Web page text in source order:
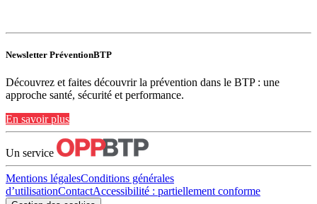
Newsletter PréventionBTP
Découvrez et faites découvrir la prévention dans le BTP : une
approche santé, sécurité et performance.
En savoir plus
Un service
Mentions légalesConditions générales
d’utilisationContactAccessibilité : partiellement conforme